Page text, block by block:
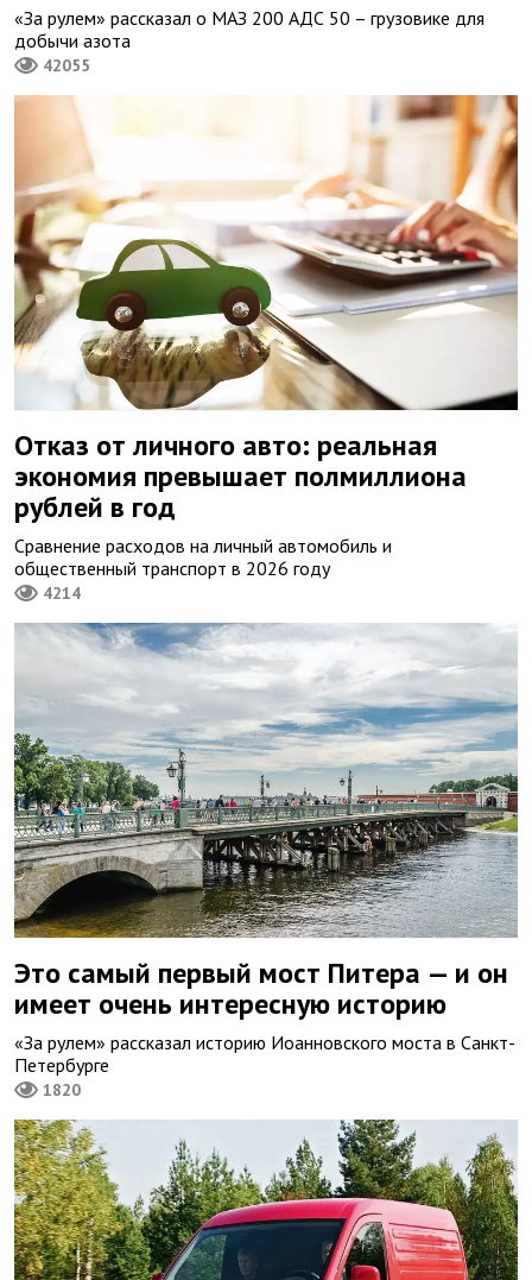
«За рулем» рассказал о МАЗ 200 АДС 50 – грузовике для
добычи азота
42055
Отказ от личного авто: реальная
экономия превышает полмиллиона
рублей в год
Сравнение расходов на личный автомобиль и
общественный транспорт в 2026 году
4214
Это самый первый мост Питера — и он
имеет очень интересную историю
«За рулем» рассказал историю Иоанновского моста в Санкт-
Петербурге
1820